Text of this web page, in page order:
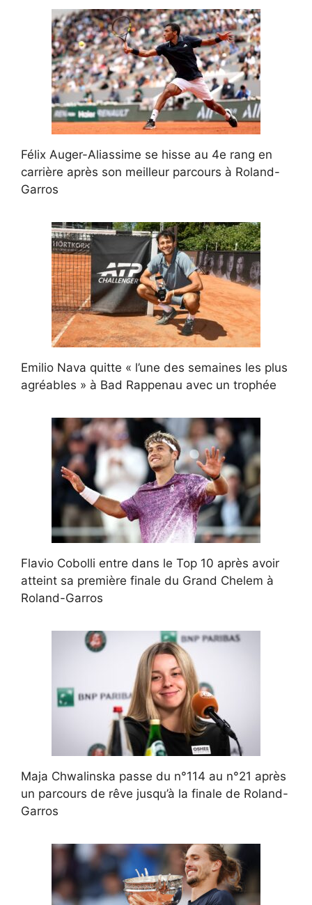
Félix Auger-Aliassime se hisse au 4e rang en
carrière après son meilleur parcours à Roland-
Garros
Emilio Nava quitte « l’une des semaines les plus
agréables » à Bad Rappenau avec un trophée
Flavio Cobolli entre dans le Top 10 après avoir
atteint sa première finale du Grand Chelem à
Roland-Garros
Maja Chwalinska passe du n°114 au n°21 après
un parcours de rêve jusqu’à la finale de Roland-
Garros